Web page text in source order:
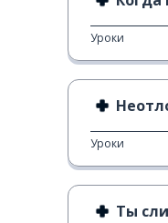
Уроки
Уроки
Ты